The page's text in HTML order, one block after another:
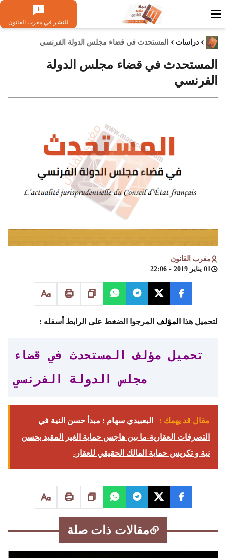
للنشر في مغرب القانون
دراسات المستحدث في قضاء مجلس الدولة الفرنسي
المستحدث في قضاء مجلس الدولة
الفرنسي
مغرب القانون
01 يناير 2019 - 22:06
لتحميل هذا المؤلف المرجوا الضغط على الرابط أسفله :
تحميل مؤلف المستحدث في قضاء
مجلس الدولة الفرنسي
مقال قد يهمك :
البعبيدي سهام : مبدأ حسن النية في
التصرفات العقارية-ما بين هاجس حماية الغير المقيد بحسن
نية و تكريس حماية المالك الحقيقي للعقار-
مقالات ذات صلة